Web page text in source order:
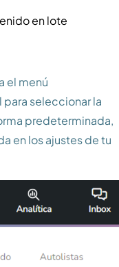
en lote
el menú
seleccionar la
predeterminada,
en los ajustes de tu